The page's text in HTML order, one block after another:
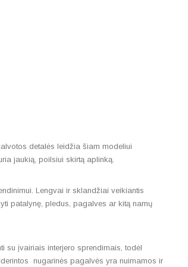
detalės leidžia šiam modeliui
jaukią, poilsiui skirtą aplinką.
Lengvai ir sklandžiai veikiantis
patalynę, pledus, pagalves ar kitą namų
su įvairiais interjero sprendimais, todėl
nugarinės pagalvės yra nuimamos ir